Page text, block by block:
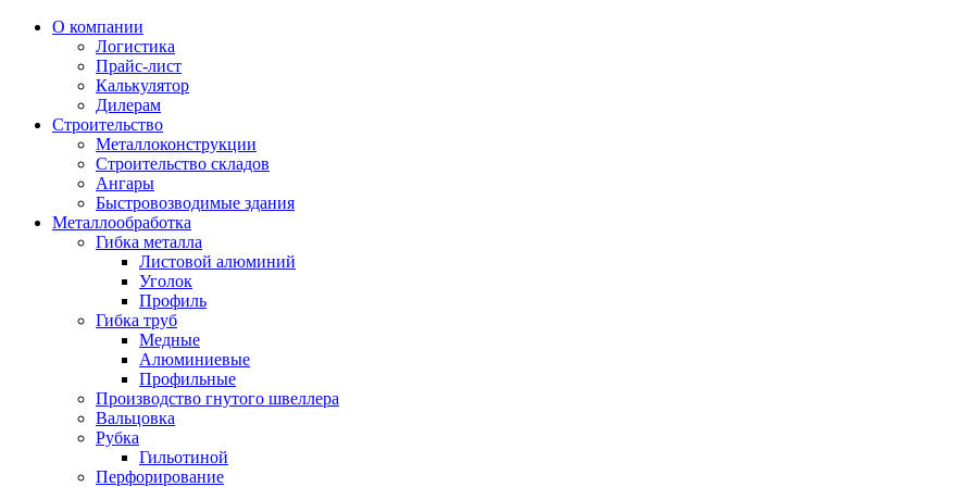
О компании
Логистика
Прайс-лист
Калькулятор
Дилерам
Строительство
Металлоконструкции
Строительство складов
Ангары
Быстровозводимые здания
Металлообработка
Гибка металла
Листовой алюминий
Уголок
Профиль
Гибка труб
Медные
Алюминиевые
Профильные
Производство гнутого швеллера
Вальцовка
Рубка
Гильотиной
Перфорирование